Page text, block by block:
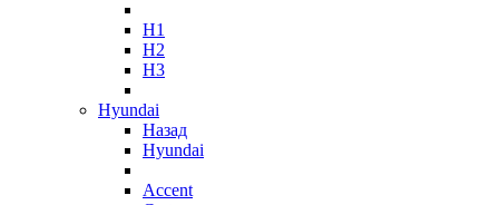
H1
H2
H3
Hyundai
Назад
Hyundai
Accent